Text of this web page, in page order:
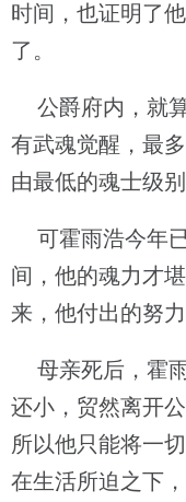
时间，也证明了
了。
公爵府内，就
有武魂觉醒，最
由最低的魂士级
可霍雨浩今年
间，他的魂力才
来，他付出的努
母亲死后，霍
还小，贸然离开
所以他只能将一
在生活所迫之下